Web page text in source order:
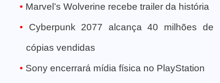
Marvel’s Wolverine recebe trailer da história
Cyberpunk 2077 alcança 40 milhões de
cópias vendidas
Sony encerrará mídia física no PlayStation